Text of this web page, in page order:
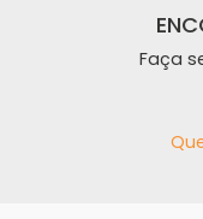
Faça